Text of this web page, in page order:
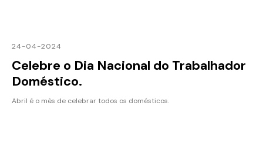
24-04-2024
Celebre o Dia Nacional do Trabalhador
Doméstico.
Abril é o mês de celebrar todos os domésticos.